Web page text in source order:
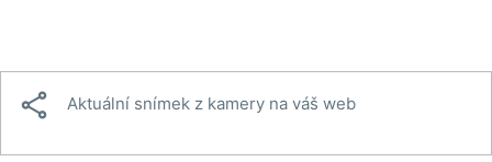
 Aktuální snímek z kamery na váš web